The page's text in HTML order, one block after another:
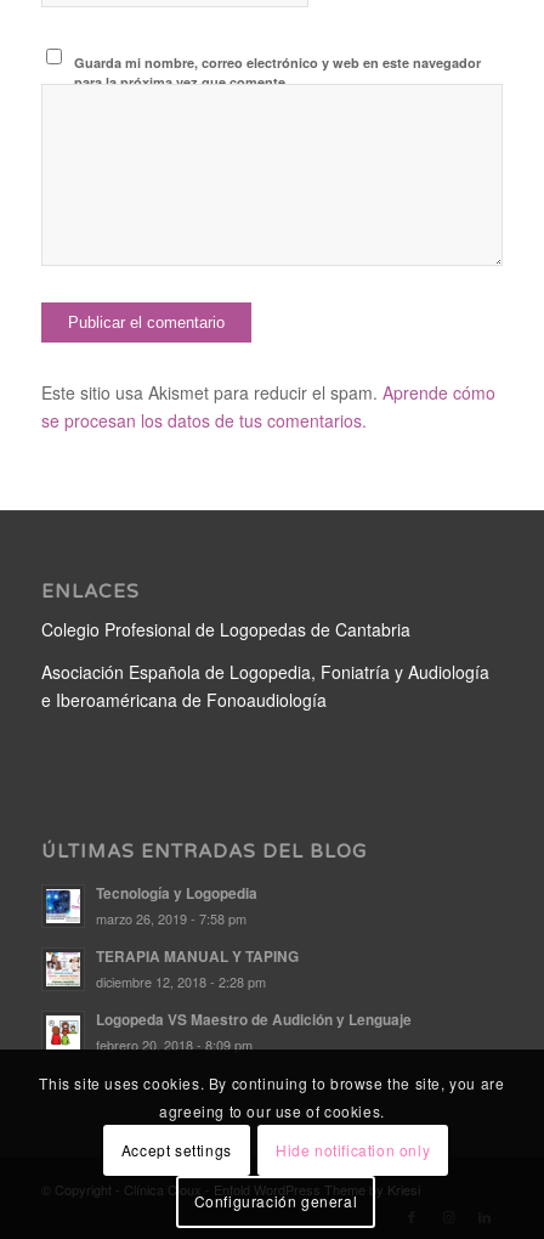
Guarda mi nombre, correo electrónico y web en este navegador
para la próxima vez que comente.
Este sitio usa Akismet para reducir el spam. Aprende cómo
se procesan los datos de tus comentarios.
ENLACES
Colegio Profesional de Logopedas de Cantabria
Asociación Española de Logopedia, Foniatría y Audiología
e Iberoaméricana de Fonoaudiología
ÚLTIMAS ENTRADAS DEL BLOG
Tecnología y Logopedia
marzo 26, 2019 - 7:58 pm
TERAPIA MANUAL Y TAPING
diciembre 12, 2018 - 2:28 pm
Logopeda VS Maestro de Audición y Lenguaje
febrero 20, 2018 - 8:09 pm
© Copyright - Clínica Cloux - Enfold WordPress Theme by Kriesi
This site uses cookies. By continuing to browse the site, you are
agreeing to our use of cookies.
Accept settings
Hide notification only
Configuración general